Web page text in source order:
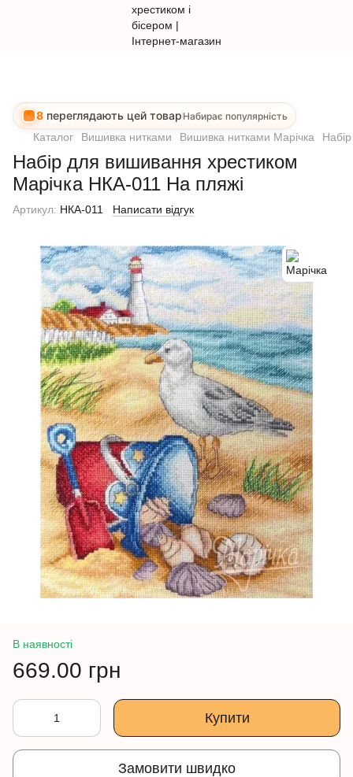
8 переглядають цей товар Набирає популярність
Каталог Вишивка нитками Вишивка нитками Марічка
Набір для вишивання хрестиком
Марічка НКА-011 На пляжі
Артикул: НКА-011 Написати відгук
В наявності
669.00 грн
Купити
Замовити швидко